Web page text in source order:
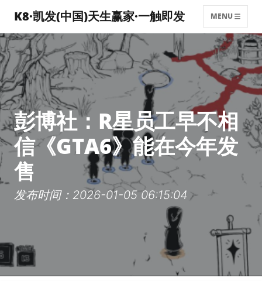
K8·凯发(中国)天生赢家·一触即发 MENU
彭博社：R星员工早不相
信《GTA6》能在今年发
售
发布时间：2026-01-05 06:15:04